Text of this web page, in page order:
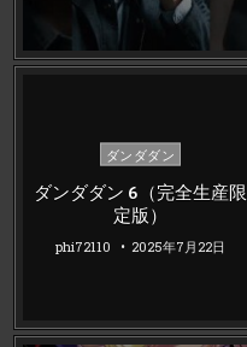
Posted
ダンダダン
ダンダダン 6（完全生産限
定版）
phi72110 2025年7月22日